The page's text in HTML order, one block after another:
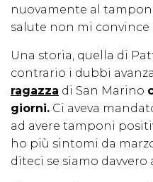
nuovamente al
salute non mi convince
Una storia, quella di
contrario i dubbi
ragazza di San Marino
giorni. Ci aveva
ad avere tamponi
ho più sintomi da
diteci se siamo davvero